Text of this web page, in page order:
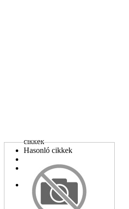
cikkek
Hasonló cikkek
Belső átmérő